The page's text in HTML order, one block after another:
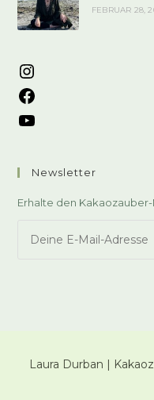
FEBRUAR 28,
Newsletter
Erhalte den
Laura Durban |